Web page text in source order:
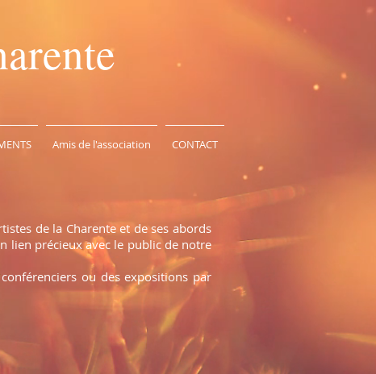
Amis de l'association CONTACT
de la Charente et de ses abords
lien précieux avec le public de notre
ou des expositions par